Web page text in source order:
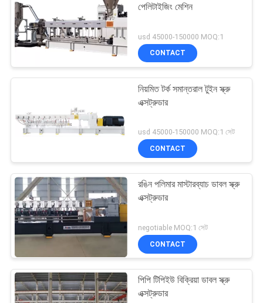
বর্জ্য প্লাস্টিকের পেষণকারী
শীট এক্সট্রুশন লাইন
18
পেলিটাইজিং মেশিন
usd 45000-150000 MOQ:1
CONTACT
নিয়মিত টর্ক সমান্তরাল টুইন স্ক্রু
এক্সট্রুডার
usd 45000-150000 MOQ:1 সেট
CONTACT
রঙিন পলিমার মাস্টারব্যাচ ডাবল স্ক্রু
এক্সট্রুডার
negotiable MOQ:1 সেট
CONTACT
পিপি টিপিইউ বিক্রিয়া ডাবল স্ক্রু
এক্সট্রুডার